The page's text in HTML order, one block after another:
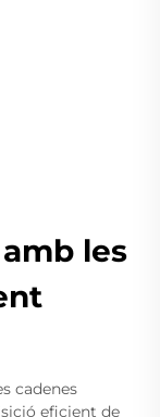
les
cadenes
eficient de